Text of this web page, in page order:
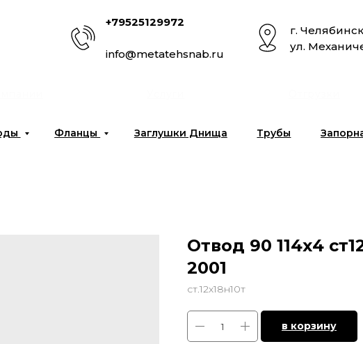
+79525129972
info@metatehsnab.ru
г. Челябинск
ул.
Фланцы Заглушки Днища Трубы
Отвод 90 114х4
2001
ст.12х18н10т
в корзину